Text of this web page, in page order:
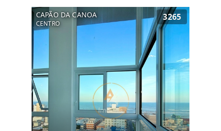
CAPÃO DA CANOA
CENTRO
3265